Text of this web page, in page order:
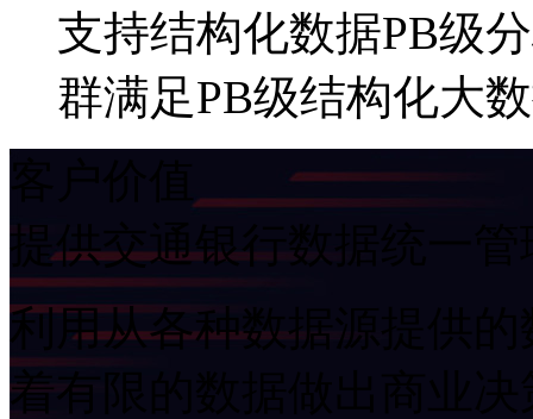
支持结构化数据PB级
群满足PB级结构化大
提供交通银行数据统一管
利用从各种数据源提供的
着有限的数据做出商业